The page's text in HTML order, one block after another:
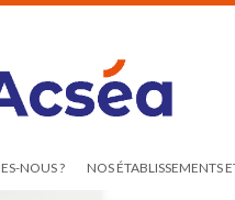
NOUS ? NOS ÉTABLISSEMENTS